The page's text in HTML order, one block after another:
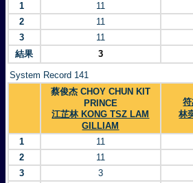
1 11
2
11
3
11
結果
3
System Record 141
蔡俊杰 CHOY CHUN KIT
PRINCE
江芷林 KONG TSZ LAM
GILLIAM
林
1 11
2
11
3
3